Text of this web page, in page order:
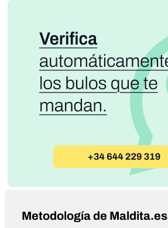
Metodología de Maldita.es